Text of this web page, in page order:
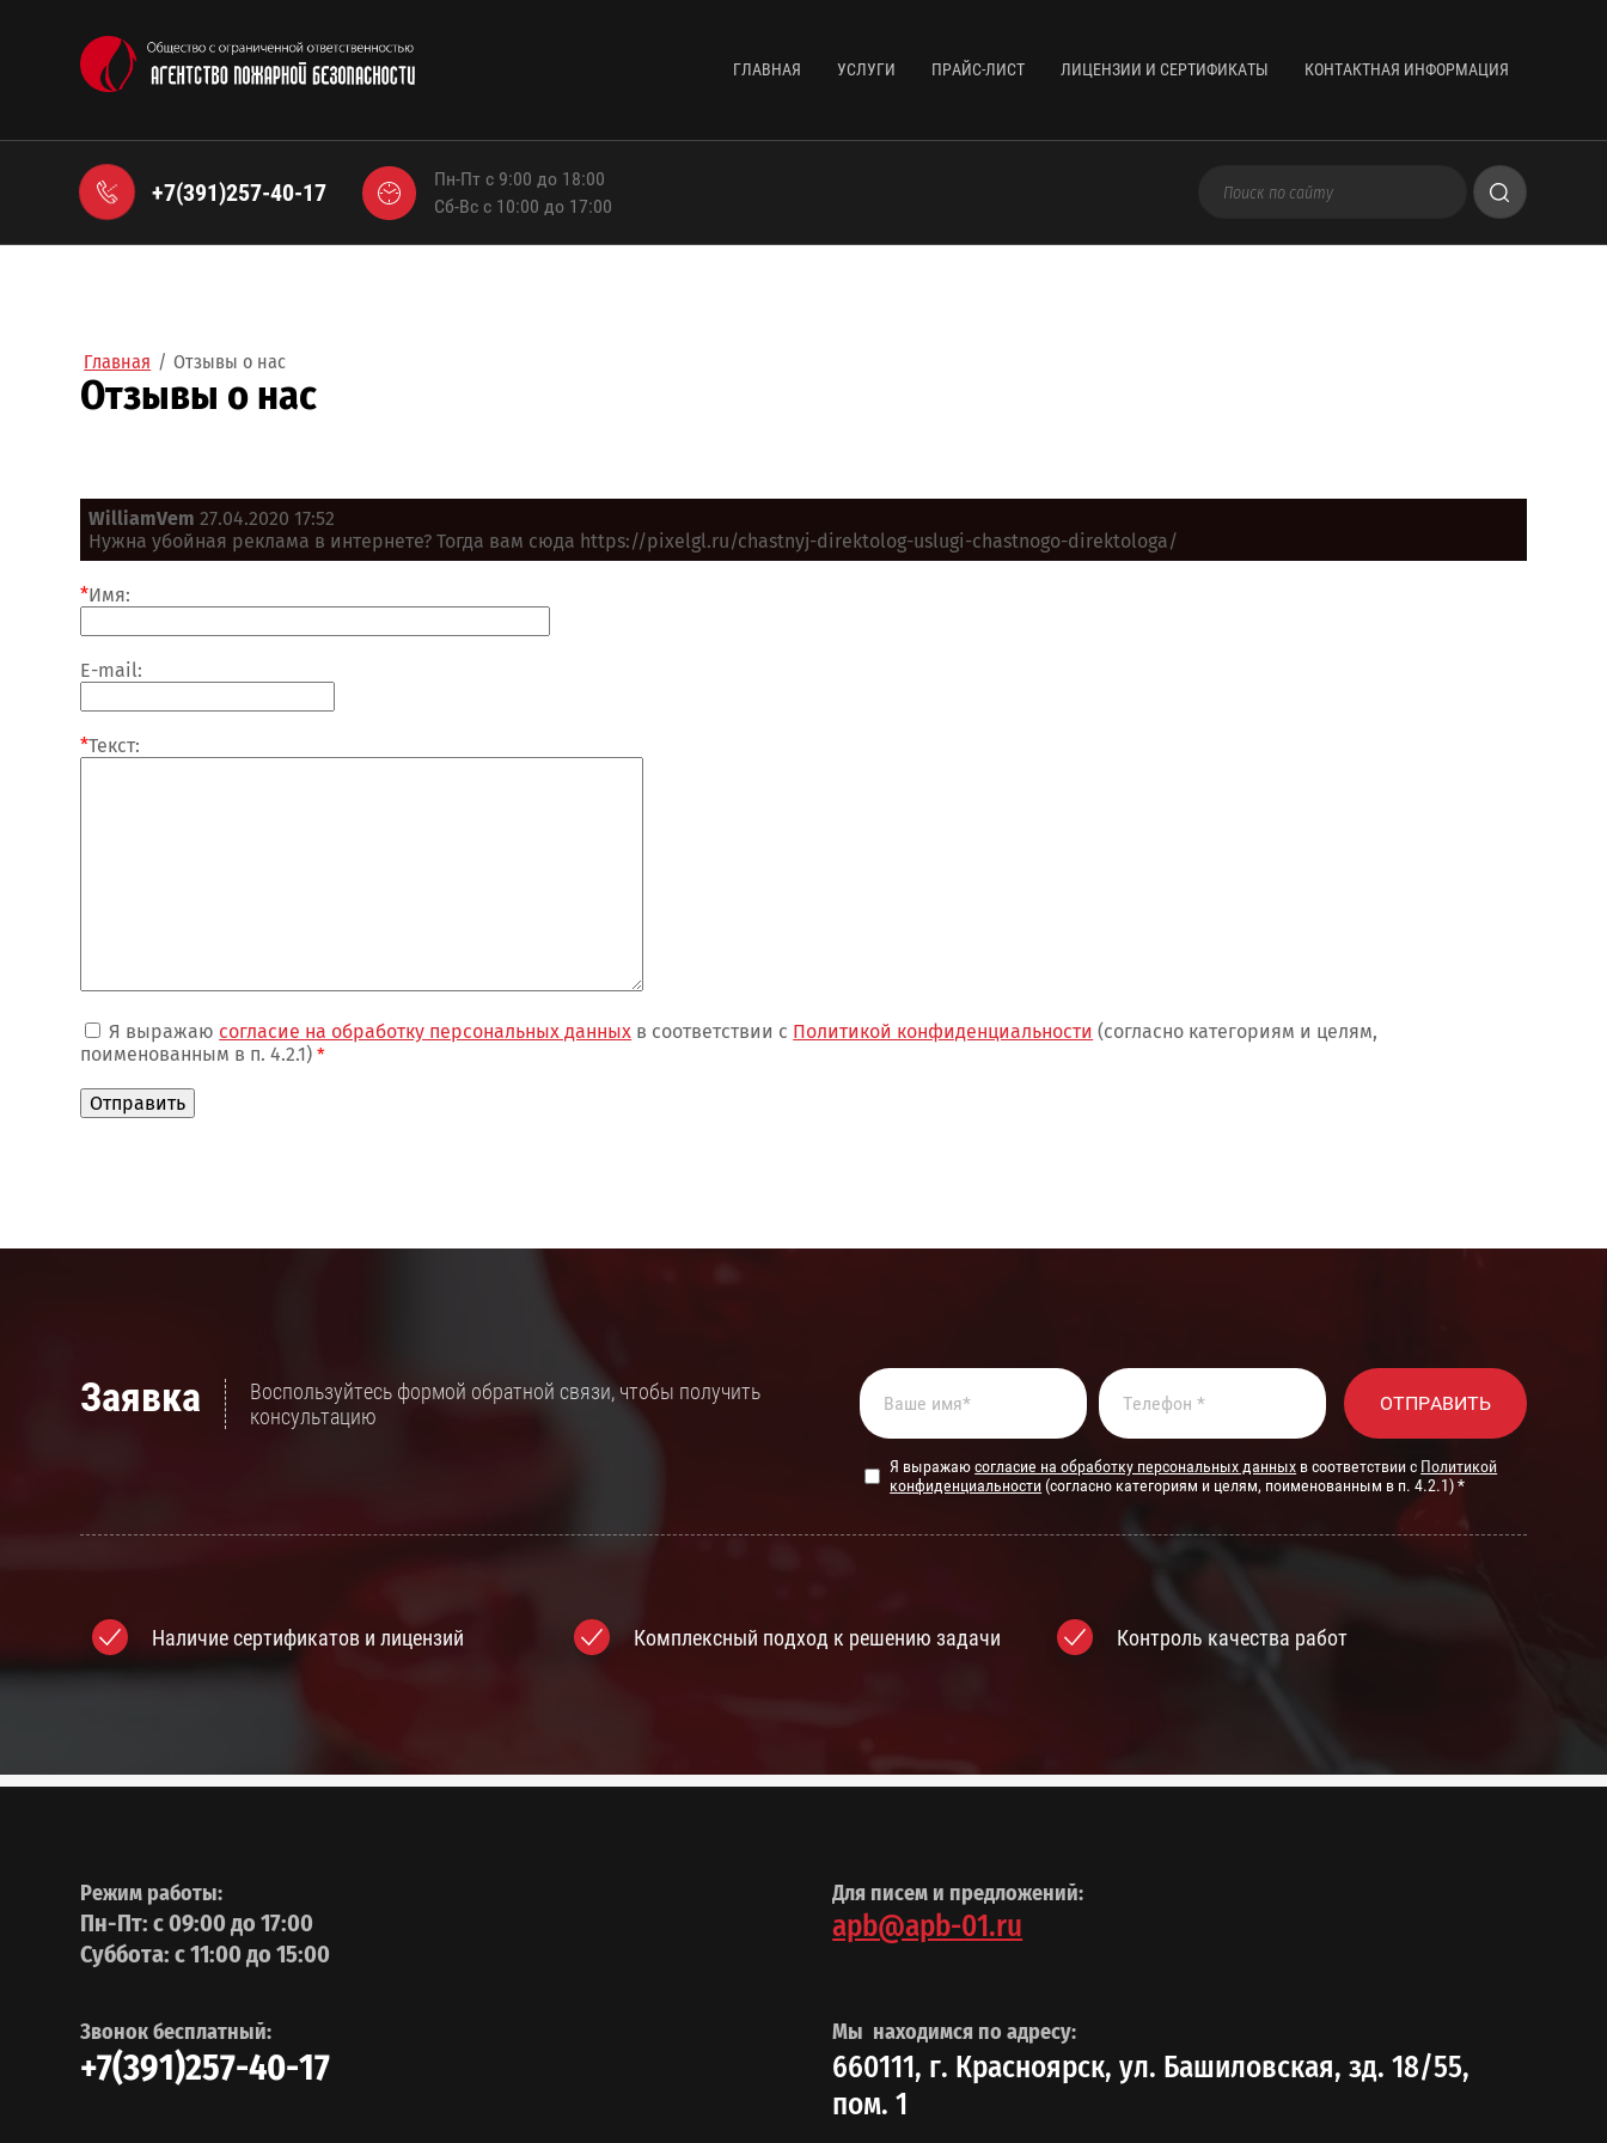
ГЛАВНАЯ УСЛУГИ ПРАЙС-ЛИСТ ЛИЦЕНЗИИ И СЕРТИФИКАТЫ КОНТАКТНАЯ ИНФОРМАЦИЯ
+7(391)257-40-17
Пн-Пт с 9:00 до 18:00
Сб-Вс с 10:00 до 17:00
Главная / Отзывы о нас
Отзывы о нас
WilliamVem 27.04.2020 17:52
Нужна убойная реклама в интернете? Тогда вам сюда https://pixelgl.ru/chastnyj-direktolog-uslugi-chastnogo-direktologa/
*Имя:
E-mail:
*Текст:
Я выражаю согласие на обработку персональных данных в соответствии с Политикой конфиденциальности (согласно категориям и целям,
поименованным в п. 4.2.1)*
Заявка
Воспользуйтесь формой обратной связи, чтобы получить
консультацию
Я выражаюсогласие на обработку персональных данных в соответствии с Политикой
конфиденциальности (согласно категориям и целям, поименованным в п. 4.2.1) *
ОТПРАВИТЬ
Наличие сертификатов и лицензий Комплексный подход к решению задачи Контроль качества работ
Режим работы:
Пн-Пт: с 09:00 до 17:00
Суббота: с 11:00 до 15:00
Для писем и предложений:
apb@apb-01.ru
Звонок бесплатный:
+7(391)257-40-17
Мы находимся по адресу:
660111, г. Красноярск, ул. Башиловская, зд. 18/55,
пом. 1